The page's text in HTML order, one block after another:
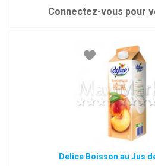
Connectez-vous pour
Delice Boisson au Jus